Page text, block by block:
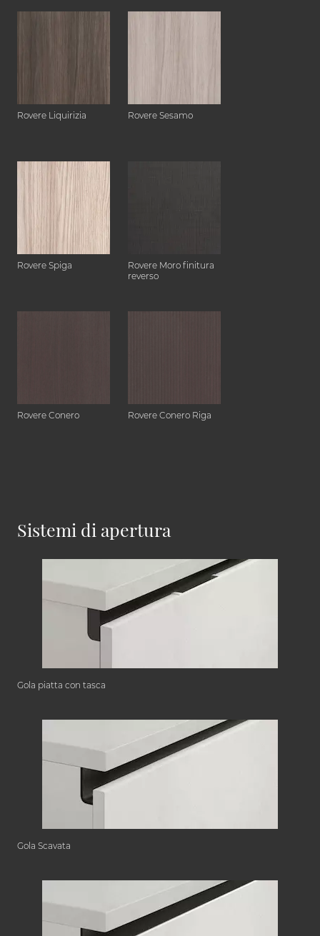
Rovere Liquirizia Rovere Sesamo
Rovere Spiga
Rovere Moro finitura
reverso
Rovere Conero Rovere Conero Riga
Sistemi di apertura
Gola piatta con tasca
Gola Scavata